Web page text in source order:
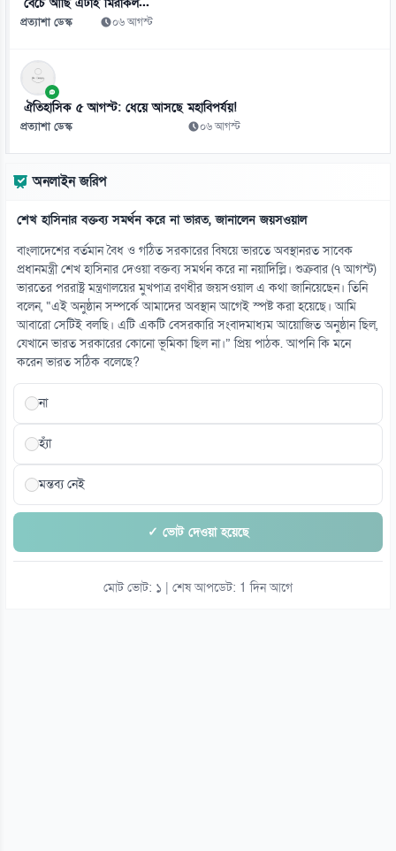
০৯ আগস্ট
১২
এনটিআরসিএ নয়, ম্যানেজিং কমিটির হাতে যাচ্ছে শিক্ষক নিয়োগ!
০৯ আগস্ট
০৯ আগস্ট
১৪
দিনে ২১ মিনিটেই সন্তানের সঙ্গে সম্পর্ক আরো গভীর
০৯ আগস্ট
১৫
এসএসসির ফল কখন ঘোষণা, যেভাবে পাবেন শিক্ষার্থীরা
০৯ আগস্ট
প্রত্যাশা ডেস্ক ০৬ আগস্ট
ঐতিহাসিক ৫ আগস্ট: ধেয়ে আসছে মহাবিপর্যয়!
প্রত্যাশা ডেস্ক ০৬ আগস্ট
অনলাইন জরিপ
শেখ হাসিনার বক্তব্য সমর্থন করে না ভারত, জানালেন জয়সওয়াল
বাংলাদেশের বর্তমান বৈধ ও গঠিত সরকারের বিষয়ে ভারতে অবস্থানরত সাবেক
প্রধানমন্ত্রী শেখ হাসিনার দেওয়া বক্তব্য সমর্থন করে না নয়াদিল্লি। শুক্রবার (৭ আগস্ট)
ভারতের পররাষ্ট্র মন্ত্রণালয়ের মুখপাত্র রণধীর জয়সওয়াল এ কথা জানিয়েছেন। তিনি
বলেন, “এই অনুষ্ঠান সম্পর্কে আমাদের অবস্থান আগেই স্পষ্ট করা হয়েছে। আমি
আবারো সেটিই বলছি। এটি একটি বেসরকারি সংবাদমাধ্যম আয়োজিত অনুষ্ঠান ছিল,
যেখানে ভারত সরকারের কোনো ভূমিকা ছিল না।” প্রিয় পাঠক. আপনি কি মনে
করেন ভারত সঠিক বলেছে?
না
হ্যাঁ
মন্তব্য নেই
✓ ভোট দেওয়া হয়েছে
মোট ভোট: ১ | শেষ আপডেট: 1 দিন আগে